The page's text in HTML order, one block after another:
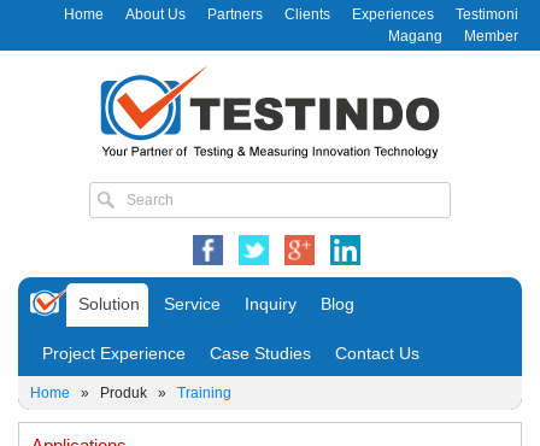
Home About Us Partners Clients Experiences
Testimoni
Magang
Member
Solution Service Inquiry Blog
Project Experience Case Studies Contact Us
Home » Produk » Training